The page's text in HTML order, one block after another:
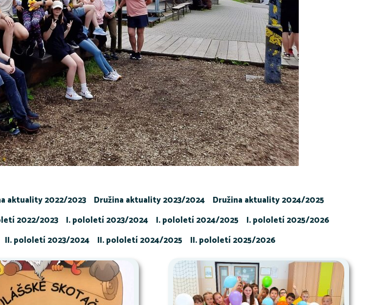
aktuality 2022/2023 Družina aktuality 2023/2024
Družina aktuality 2024/2025
2022/2023 I. pololetí 2023/2024 I. pololetí 2024/2025
I. pololetí 2025/2026
II. pololetí 2023/2024 II. pololetí 2024/2025 II. pololetí 2025/2026